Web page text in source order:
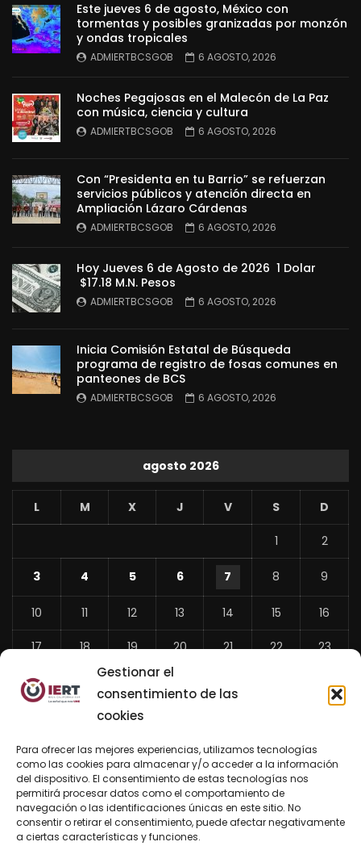
Gestionar el
consentimiento de las
cookies
Para ofrecer las mejores experiencias, utilizamos tecnologías
como las cookies para almacenar y/o acceder a la información
del dispositivo. El consentimiento de estas tecnologías nos
permitirá procesar datos como el comportamiento de
navegación o las identificaciones únicas en este sitio. No
consentir o retirar el consentimiento, puede afectar negativamente
a ciertas características y funciones.
Este jueves 6 de agosto, México con
tormentas y posibles granizadas por monzón
y ondas tropicales
ADMIERTBCSGOB 6 AGOSTO, 2026
Noches Pegajosas en el Malecón de La Paz
con música, ciencia y cultura
ADMIERTBCSGOB 6 AGOSTO, 2026
Con “Presidenta en tu Barrio” se refuerzan
servicios públicos y atención directa en
Ampliación Lázaro Cárdenas
ADMIERTBCSGOB 6 AGOSTO, 2026
Hoy Jueves 6 de Agosto de 2026 1 Dolar
$17.18 M.N. Pesos
ADMIERTBCSGOB 6 AGOSTO, 2026
Inicia Comisión Estatal de Búsqueda
programa de registro de fosas comunes en
panteones de BCS
ADMIERTBCSGOB 6 AGOSTO, 2026
agosto 2026
L M X J V S D
1 2
3 4 5 6 7 8 9
10 11 12 13 14 15 16
17 18 19 20 21 22 23
24 26 27
«
Jul
BUSCAR AHORA